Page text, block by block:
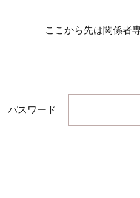
ここから先は関係者
パスワード